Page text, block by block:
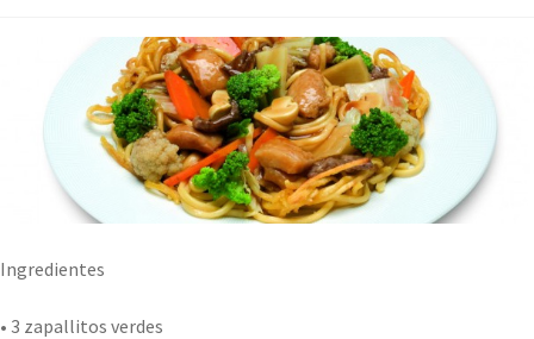
Ingredientes
• 3 zapallitos verdes